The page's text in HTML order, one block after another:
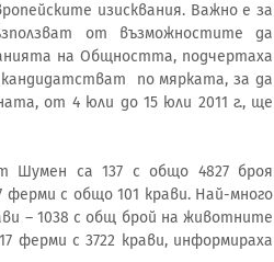
изисквания. Важно е за
от възможностите да
на Общността, подчертаха
кандидатстват по мярката, за да
от 4 юли до 15 юли 2011 г., ще
Шумен са 137 с общо 4827 броя
с общо 101 крави. Най-много
– 1038 с общ брой на животните
с 3722 крави, информираха